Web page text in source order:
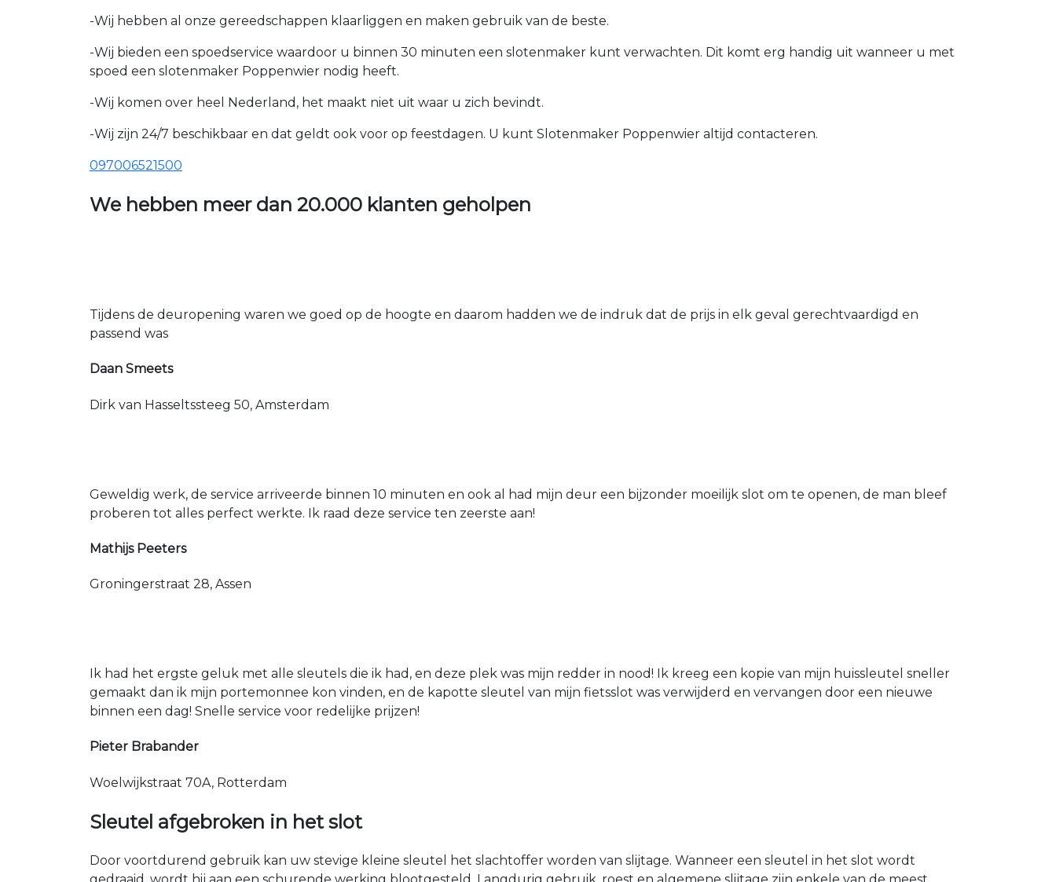
-Wij hebben al onze gereedschappen klaarliggen en maken gebruik van de beste.
-Wij bieden een spoedservice waardoor u binnen 30 minuten een slotenmaker kunt verwachten. Dit komt erg handig uit wanneer u met
spoed een slotenmaker Poppenwier nodig heeft.
-Wij komen over heel Nederland, het maakt niet uit waar u zich bevindt.
-Wij zijn 24/7 beschikbaar en dat geldt ook voor op feestdagen. U kunt Slotenmaker Poppenwier altijd contacteren.
097006521500
We hebben meer dan 20.000 klanten geholpen
Tijdens de deuropening waren we goed op de hoogte en daarom hadden we de indruk dat de prijs in elk geval gerechtvaardigd en
passend was
Daan Smeets
Dirk van Hasseltssteeg 50, Amsterdam
Geweldig werk, de service arriveerde binnen 10 minuten en ook al had mijn deur een bijzonder moeilijk slot om te openen, de man bleef
proberen tot alles perfect werkte. Ik raad deze service ten zeerste aan!
Mathijs Peeters
Groningerstraat 28, Assen
Ik had het ergste geluk met alle sleutels die ik had, en deze plek was mijn redder in nood! Ik kreeg een kopie van mijn huissleutel sneller
gemaakt dan ik mijn portemonnee kon vinden, en de kapotte sleutel van mijn fietsslot was verwijderd en vervangen door een nieuwe
binnen een dag! Snelle service voor redelijke prijzen!
Pieter Brabander
Woelwijkstraat 70A, Rotterdam
Sleutel afgebroken in het slot
Door voortdurend gebruik kan uw stevige kleine sleutel het slachtoffer worden van slijtage. Wanneer een sleutel in het slot wordt